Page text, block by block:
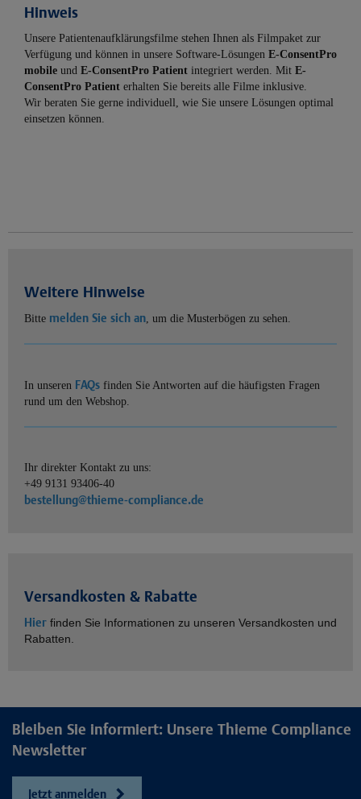
Hinweis
Unsere Patientenaufklärungsfilme stehen Ihnen als Filmpaket zur
Verfügung und können in unsere Software-Lösungen E-ConsentPro
mobile und E-ConsentPro Patient integriert werden. Mit E-
ConsentPro Patient erhalten Sie bereits alle Filme inklusive.
Wir beraten Sie gerne individuell, wie Sie unsere Lösungen optimal
einsetzen können.
Weitere Hinweise
Bitte melden Sie sich an , um die Musterbögen zu sehen.
In unseren FAQs finden Sie Antworten auf die häufigsten Fragen
rund um den Webshop.
Ihr direkter Kontakt zu uns:
+49 9131 93406-40
bestellung@thieme-compliance.de
Versandkosten & Rabatte
Hier finden Sie Informationen zu unseren Versandkosten und
Rabatten.
Bleiben Sie informiert: Unsere Thieme Compliance
Newsletter
Jetzt anmelden